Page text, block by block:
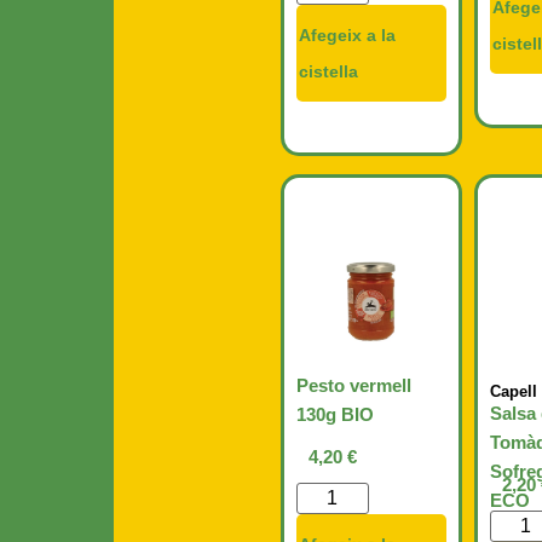
Afegeix a la
cistella
Pesto vermell
130g BIO
4,20 €
Capell
Salsa
ECO
2,20